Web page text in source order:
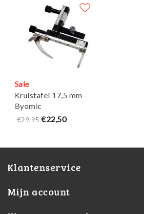
Sale
Kruistafel 17,5 mm -
Byomic
€29,95 €22,50
Klantenservice
Mijn account